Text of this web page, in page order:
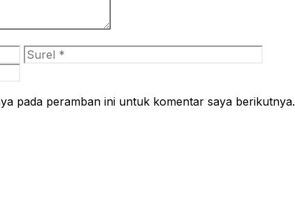
Surel
pada peramban ini untuk komentar saya berikutnya.